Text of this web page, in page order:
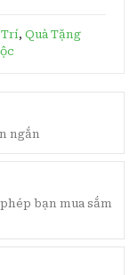
ngắn
bạn mua sắm
Trí, Quà Tặng